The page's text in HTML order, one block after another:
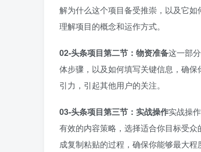
解为什么这个项目备受推崇，以及它
理解项目的概念和运作方式。
02-头条项目第二节：物资准备这一部
体步骤，以及如何填写关键信息，确
引力，引起其他用户的关注。
03-头条项目第三节：实战操作实战操
有效的内容策略，选择适合你目标受
成复制粘贴的过程，确保你能够最大程